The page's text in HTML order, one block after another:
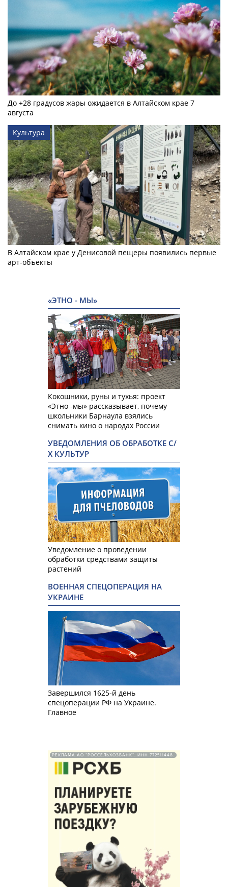
До +28 градусов жары ожидается в Алтайском крае 7
августа
Культура
В Алтайском крае у Денисовой пещеры появились первые
арт-объекты
«ЭТНО - МЫ»
Кокошники, руны и тухья: проект
«Этно -мы» рассказывает, почему
школьники Барнаула взялись
снимать кино о народах России
УВЕДОМЛЕНИЯ ОБ ОБРАБОТКЕ С/
Х КУЛЬТУР
Уведомление о проведении
обработки средствами защиты
растений
ВОЕННАЯ СПЕЦОПЕРАЦИЯ НА
УКРАИНЕ
Завершился 1625-й день
спецоперации РФ на Украине.
Главное
РЕКЛАМА АО "РОССЕЛЬХОЗБАНК". ИНН 772511448.